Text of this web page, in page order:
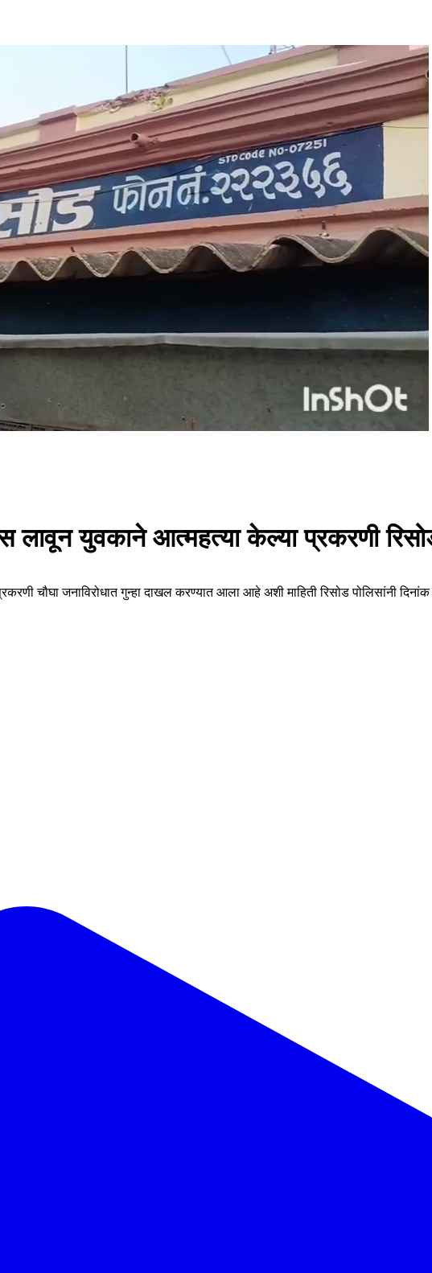
युवकाने आत्महत्या केल्या प्रकरणी रिसोड
चौघा जनाविरोधात गुन्हा दाखल करण्यात आला आहे अशी माहिती रिसोड पोलिसांनी